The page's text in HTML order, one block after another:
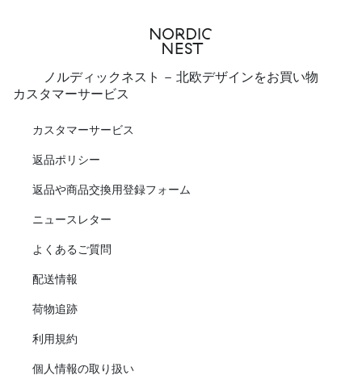
ノルディックネスト - 北欧デザインをお買い物
カスタマーサービス
カスタマーサービス
返品ポリシー
返品や商品交換用登録フォーム
ニュースレター
よくあるご質問
配送情報
荷物追跡
利用規約
個人情報の取り扱い